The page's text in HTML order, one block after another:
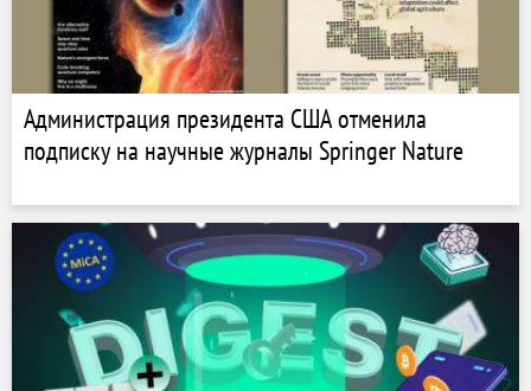
Администрация президента США отменила
подписку на научные журналы Springer Nature